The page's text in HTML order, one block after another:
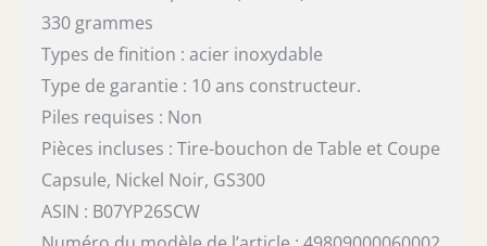
330 grammes
Types de finition : acier inoxydable
Type de garantie : 10 ans constructeur.
Piles requises : Non
Pièces incluses : Tire-bouchon de Table et Coupe
Capsule, Nickel Noir, GS300
ASIN : B07YP26SCW